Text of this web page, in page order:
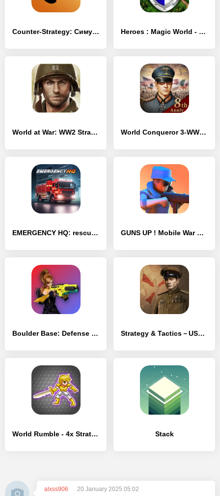
Counter-Strategy: Симулятор CS - [MOD Много денег] Heroes : Magic World - [MOD Много денег]
World at War: WW2 Strategy MMO - [MOD Много монет] World Conqueror 3-WW2 Strategy - [MOD Много монет]
EMERGENCY HQ: rescue strategy - [MOD Много денег] GUNS UP ! Mobile War Strategy - [MOD Много монет]
Boulder Base: Defense strategy - [MOD Много денег] Strategy & Tactics－USSR vs USA - [MOD Много денег]
World Rumble - 4x Strategy - [MOD Много денег] Stack
alxss906
20 January 2025 05:02